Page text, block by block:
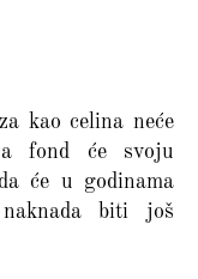
kao celina neće
fond će svoju
će u godinama
biti još